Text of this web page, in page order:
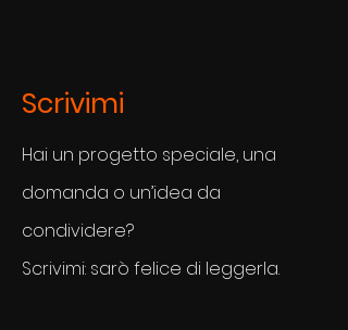
Scrivimi
Hai un progetto speciale, una
domanda o un’idea da
condividere?
Scrivimi: sarò felice di leggerla.